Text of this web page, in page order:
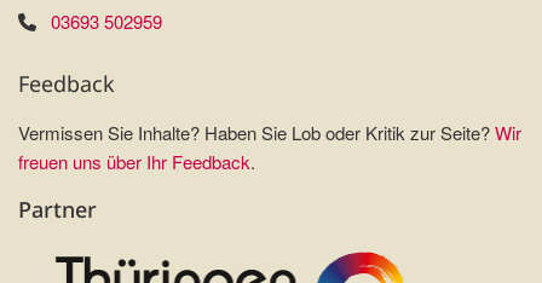
03693 502959
Feedback
Vermissen Sie Inhalte? Haben Sie Lob oder Kritik zur Seite?Wir
freuen uns über Ihr Feedback.
Partner